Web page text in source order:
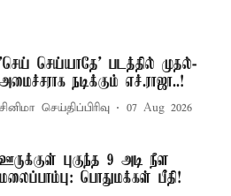
'செய் செய்யாதே' படத்தில் முதல்-
அமைச்சராக நடிக்கும் எச்.ராஜா..!
சினிமா செய்திப்பிரிவு 07 Aug 2026
ஊருக்குள் புகுந்த 9 அடி நீள
மலைப்பாம்பு: பொதுமக்கள் பீதி!